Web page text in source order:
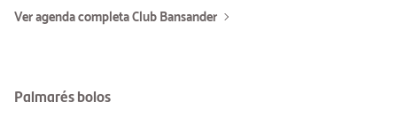
Ver agenda completa Club Bansander
Palmarés bolos